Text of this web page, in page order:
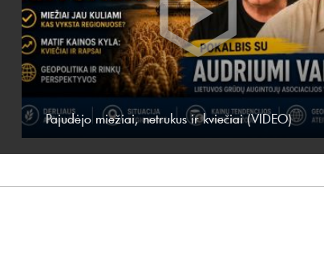
Pajudėjo miežiai, netrukus ir kviečiai (VIDEO)